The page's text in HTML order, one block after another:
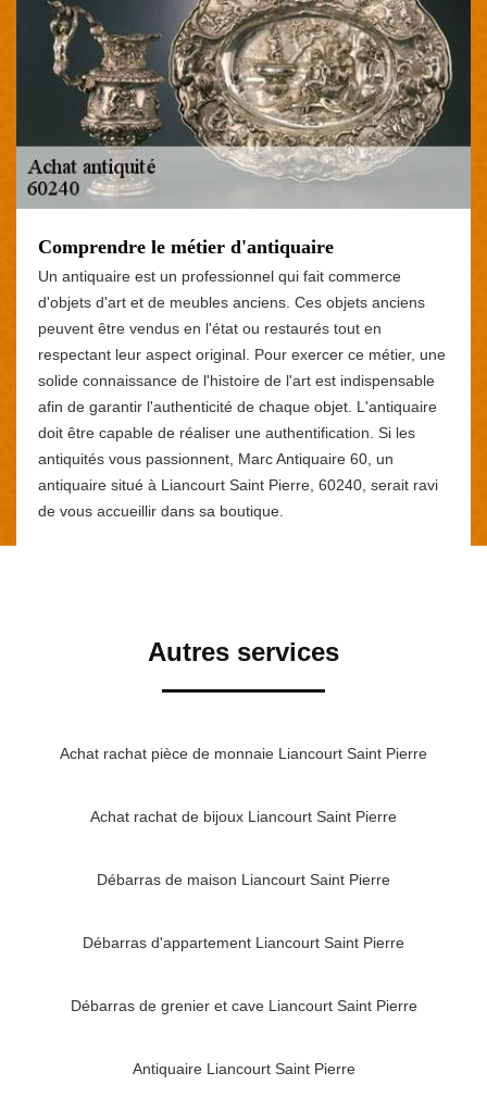
Comprendre le métier d'antiquaire
Un antiquaire est un professionnel qui fait commerce
d'objets d'art et de meubles anciens. Ces objets anciens
peuvent être vendus en l'état ou restaurés tout en
respectant leur aspect original. Pour exercer ce métier, une
solide connaissance de l'histoire de l'art est indispensable
afin de garantir l'authenticité de chaque objet. L'antiquaire
doit être capable de réaliser une authentification. Si les
antiquités vous passionnent, Marc Antiquaire 60, un
antiquaire situé à Liancourt Saint Pierre, 60240, serait ravi
de vous accueillir dans sa boutique.
Autres services
Achat rachat pièce de monnaie Liancourt Saint Pierre
Achat rachat de bijoux Liancourt Saint Pierre
Débarras de maison Liancourt Saint Pierre
Débarras d'appartement Liancourt Saint Pierre
Débarras de grenier et cave Liancourt Saint Pierre
Antiquaire Liancourt Saint Pierre